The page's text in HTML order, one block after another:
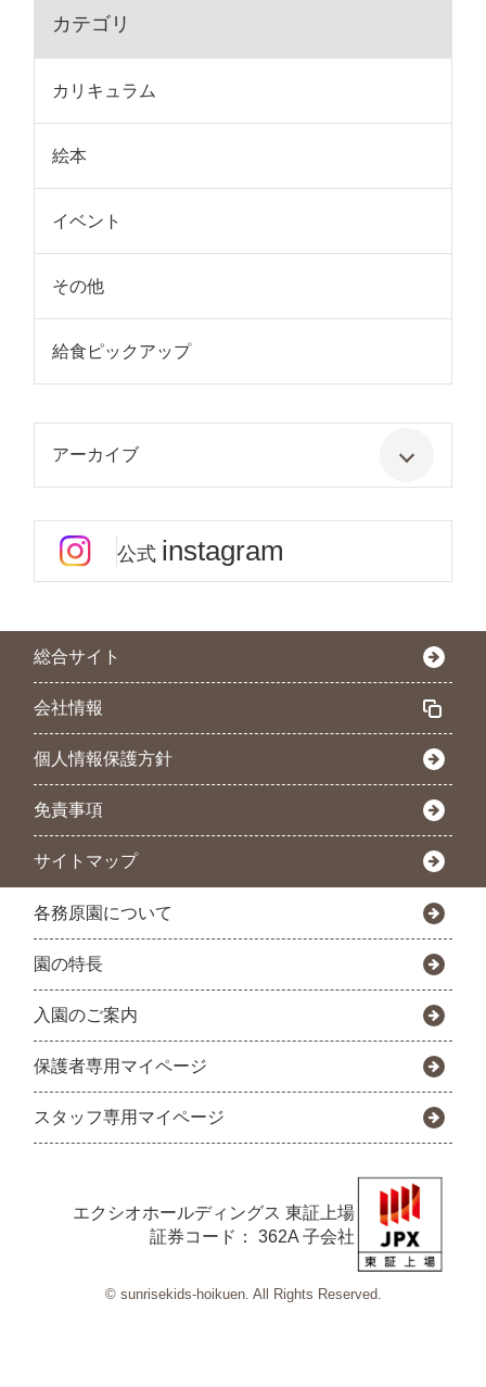
カテゴリ
カリキュラム
絵本
イベント
その他
給食ピックアップ
アーカイブ
公式 instagram
総合サイト
会社情報
個人情報保護方針
免責事項
サイトマップ
各務原園について
園の特長
入園のご案内
保護者専用マイページ
スタッフ専用マイページ
エクシオホールディングス 東証上場
証券コード： 362A 子会社
© sunrisekids-hoikuen. All Rights Reserved.